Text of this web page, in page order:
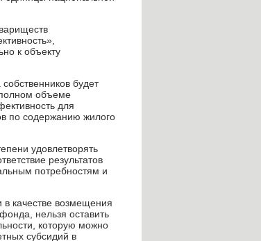
к объекту
будет
объеме
для
по содержанию жилого
удовлетворять
результатов
потребностям и
качестве возмещения
нельзя оставить
которую можно
субсидий в